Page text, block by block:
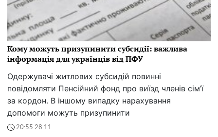
Кому можуть призупинити субсидії: важлива
інформація для українців від ПФУ
Одержувачі житлових субсидій повинні
повідомляти Пенсійний фонд про виїзд членів сім’ї
за кордон. В іншому випадку нарахування
допомоги можуть призупинити
20:55 28.11